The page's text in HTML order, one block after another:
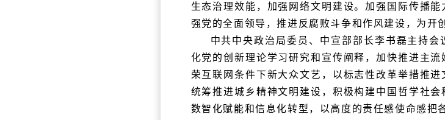
生态治理效能，加强网络文明建设。加强国际传播
强党的全面领导，推进反腐败斗争和作风建设，为开
中共中央政治局委员、中宣部部长李书磊主持
化党的创新理论学习研究和宣传阐释，加快推进主
荣互联网条件下新大众文艺，以标志性改革举措推
统筹推进城乡精神文明建设，积极构建中国哲学社
数智化赋能和信息化转型，以高度的责任感使命感把